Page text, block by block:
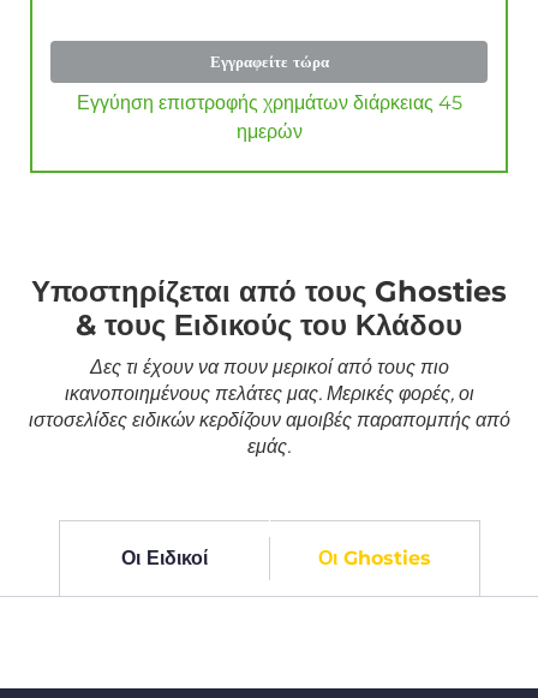
Εγγραφείτε τώρα
Εγγύηση επιστροφής χρημάτων διάρκειας 45
ημερών
Υποστηρίζεται από τους Ghosties
& τους Ειδικούς του Κλάδου
Δες τι έχουν να πουν μερικοί από τους πιο
ικανοποιημένους πελάτες μας. Μερικές φορές, οι
ιστοσελίδες ειδικών κερδίζουν αμοιβές παραπομπής από
εμάς.
Οι Ειδικοί Οι Ghosties